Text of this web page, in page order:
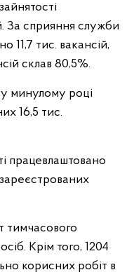
За сприяння служби
11,7 тис. вакансій,
склав 80,5%.
минулому році
16,5 тис.
працевлаштовано
тимчасового
Крім того, 1204
корисних робіт в